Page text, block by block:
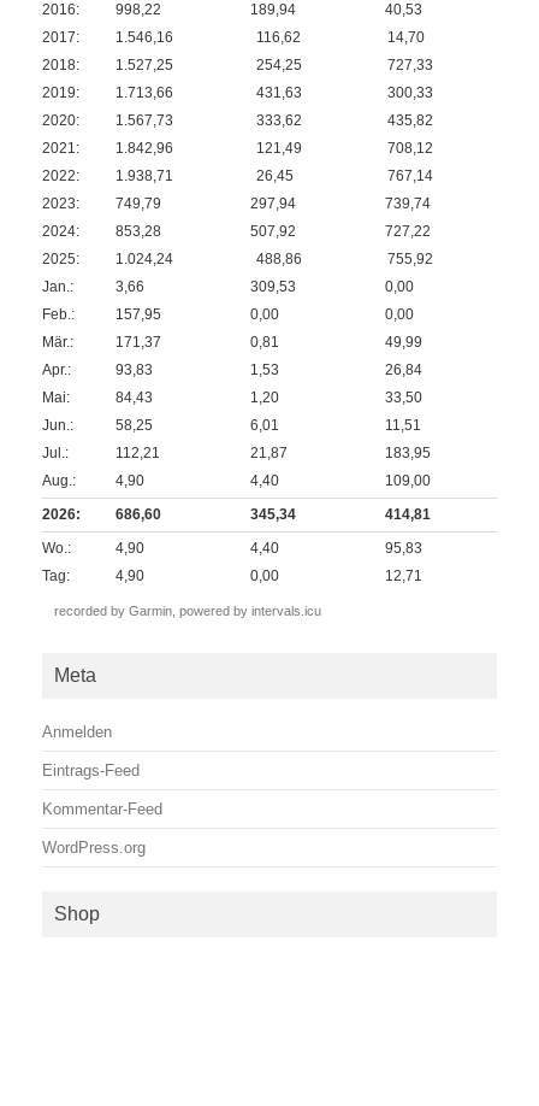
2016: 998,22 189,94
40,53
2017:
1.546,16 116,62
14,70
2018:
1.527,25 254,25
727,33
2019:
1.713,66 431,63
300,33
2020:
1.567,73 333,62
435,82
2021:
1.842,96 121,49
708,12
2022:
1.938,71 26,45
767,14
2023:
749,79 297,94
739,74
2024:
853,28 507,92
727,22
2025:
1.024,24 488,86
755,92
Jan.:
3,66 309,53
0,00
Feb.:
157,95 0,00
0,00
Mär.:
171,37 0,81
49,99
Apr.:
93,83 1,53
26,84
Mai:
84,43 1,20
33,50
Jun.:
58,25 6,01
11,51
Jul.:
112,21 21,87
183,95
Aug.:
4,90 4,40
109,00
2026:
686,60 345,34
414,81
Wo.:
4,90 4,40
95,83
Tag:
4,90 0,00 12,71
recorded by Garmin, powered by intervals.icu
Meta
Anmelden
Eintrags-Feed
Kommentar-Feed
WordPress.org
Shop